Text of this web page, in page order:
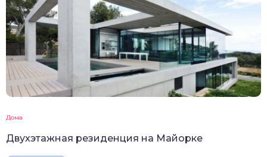
Дома
Двухэтажная резиденция на Майорке